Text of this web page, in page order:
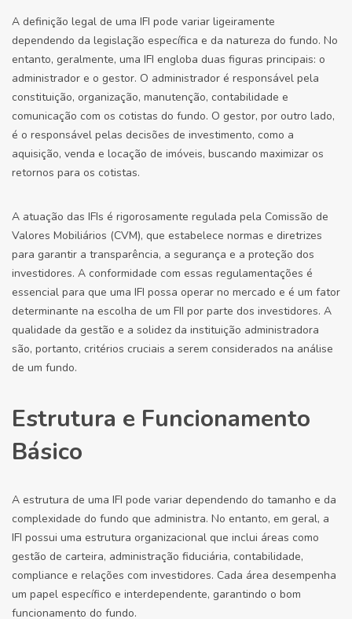
A definição legal de uma IFI pode variar ligeiramente
dependendo da legislação específica e da natureza do fundo. No
entanto, geralmente, uma IFI engloba duas figuras principais: o
administrador e o gestor. O administrador é responsável pela
constituição, organização, manutenção, contabilidade e
comunicação com os cotistas do fundo. O gestor, por outro lado,
é o responsável pelas decisões de investimento, como a
aquisição, venda e locação de imóveis, buscando maximizar os
retornos para os cotistas.
A atuação das IFIs é rigorosamente regulada pela Comissão de
Valores Mobiliários (CVM), que estabelece normas e diretrizes
para garantir a transparência, a segurança e a proteção dos
investidores. A conformidade com essas regulamentações é
essencial para que uma IFI possa operar no mercado e é um fator
determinante na escolha de um FII por parte dos investidores. A
qualidade da gestão e a solidez da instituição administradora
são, portanto, critérios cruciais a serem considerados na análise
de um fundo.
Estrutura e Funcionamento
Básico
A estrutura de uma IFI pode variar dependendo do tamanho e da
complexidade do fundo que administra. No entanto, em geral, a
IFI possui uma estrutura organizacional que inclui áreas como
gestão de carteira, administração fiduciária, contabilidade,
compliance e relações com investidores. Cada área desempenha
um papel específico e interdependente, garantindo o bom
funcionamento do fundo.